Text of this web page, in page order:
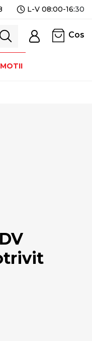
L-V 08:00-16:30
Cos